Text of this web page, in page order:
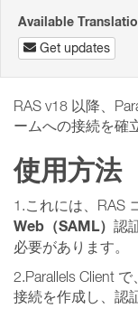
Available
Get updates
RAS v18 以降、
ームへの接続を確
使用方法
1.これには、RAS
Web（SAML） 認
必要があります。
2.Parallels Client
接続を作成し、認